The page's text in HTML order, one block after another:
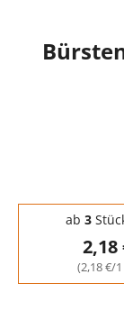
Staffelpreise -
ab 3
2,18
(2,18 €/